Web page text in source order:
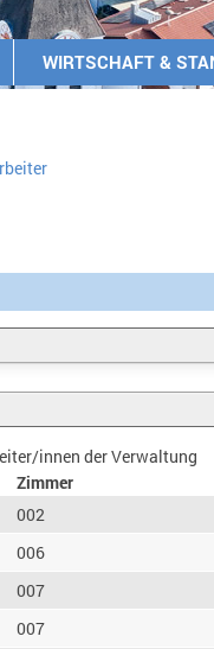
WIRTSCHAFT &
innen der Verwaltung
Zimmer
002
006
007
007